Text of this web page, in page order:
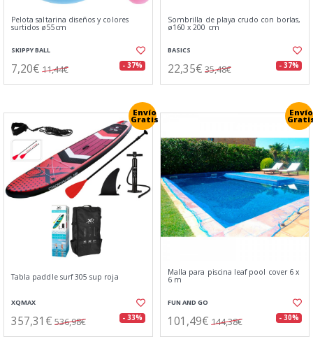
Pelota saltarina diseños y colores
surtidos ø55cm
SKIPPY BALL
7,20€ 11,44€ - 37%
Sombrilla de playa crudo con borlas,
ø160 x 200 cm
BASICS
22,35€ 35,48€ - 37%
Envío
Gratis
Tabla paddle surf 305 sup roja
XQMAX
357,31€ 536,98€ - 33%
Envío
Malla para piscina leaf pool cover 6 x
6 m
FUN AND GO
101,49€ 144,38€ - 30%